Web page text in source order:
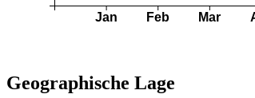
Geographische Lage